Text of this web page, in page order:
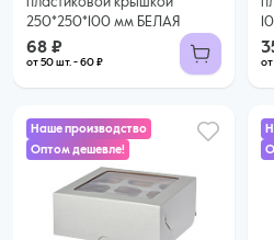
250*250*100 мм БЕЛАЯ
68 ₽
от 50 шт. - 60 ₽
Наше производство
Оптом дешевле!
54 ₽ за шт. при заказе от 25 шт.
39 ₽ за шт. при заказе от 25 шт.